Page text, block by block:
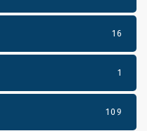
16
1
109